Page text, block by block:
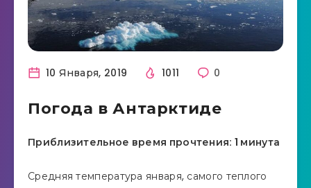
10 Января, 2019 1011 0
Погода в Антарктиде
Приблизительное время прочтения: 1 минута
Средняя температура января, самого теплого